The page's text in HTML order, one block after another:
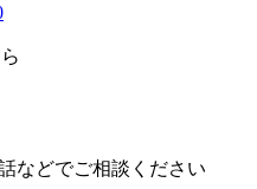
などでご相談ください